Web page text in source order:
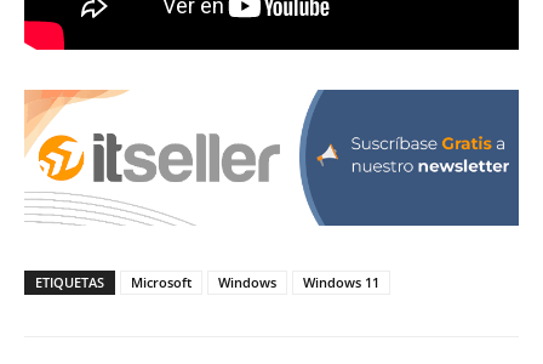
ETIQUETAS Microsoft Windows Windows 11